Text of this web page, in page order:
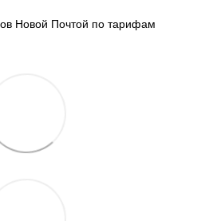
Новой Почтой по тарифам